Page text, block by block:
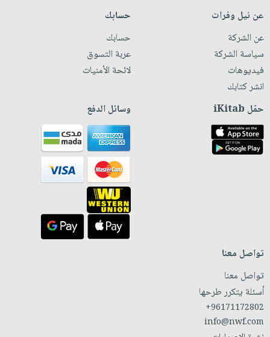
عن نيل وفرات
عن الشركة
سياسة الشركة
فيديوهات
انشر كتابك
حسابك
حسابك
عربة التسوق
لائحة الأمنيات
حمّل iKitab وسائل الدفع
تواصل معنا
تواصل معنا
أسئلة يتكرر طرحها
+96171172802
info@nwf.com